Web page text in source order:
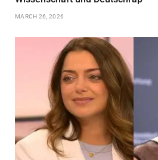
MARCH 26, 2026